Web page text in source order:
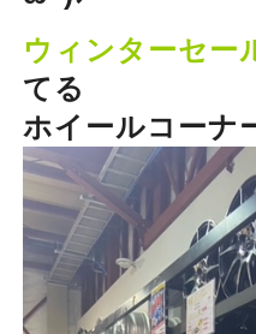
ウィンターセー
てる
ホイールコーナ